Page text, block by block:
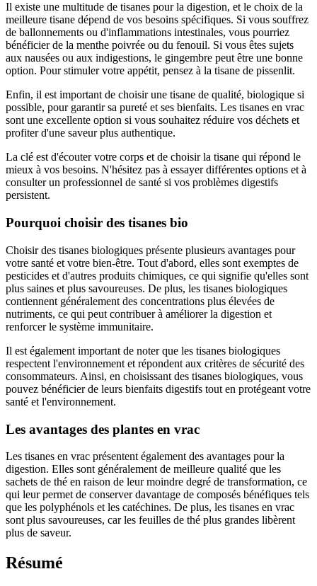
Il existe une multitude de tisanes pour la digestion, et le choix de la
meilleure tisane dépend de vos besoins spécifiques. Si vous souffrez
de ballonnements ou d'inflammations intestinales, vous pourriez
bénéficier de la menthe poivrée ou du fenouil. Si vous êtes sujets
aux nausées ou aux indigestions, le gingembre peut être une bonne
option. Pour stimuler votre appétit, pensez à la tisane de pissenlit.
Enfin, il est important de choisir une tisane de qualité, biologique si
possible, pour garantir sa pureté et ses bienfaits. Les tisanes en vrac
sont une excellente option si vous souhaitez réduire vos déchets et
profiter d'une saveur plus authentique.
La clé est d'écouter votre corps et de choisir la tisane qui répond le
mieux à vos besoins. N'hésitez pas à essayer différentes options et à
consulter un professionnel de santé si vos problèmes digestifs
persistent.
Pourquoi choisir des tisanes bio
Choisir des tisanes biologiques présente plusieurs avantages pour
votre santé et votre bien-être. Tout d'abord, elles sont exemptes de
pesticides et d'autres produits chimiques, ce qui signifie qu'elles sont
plus saines et plus savoureuses. De plus, les tisanes biologiques
contiennent généralement des concentrations plus élevées de
nutriments, ce qui peut contribuer à améliorer la digestion et
renforcer le système immunitaire.
Il est également important de noter que les tisanes biologiques
respectent l'environnement et répondent aux critères de sécurité des
consommateurs. Ainsi, en choisissant des tisanes biologiques, vous
pouvez bénéficier de leurs bienfaits digestifs tout en protégeant votre
santé et l'environnement.
Les avantages des plantes en vrac
Les tisanes en vrac présentent également des avantages pour la
digestion. Elles sont généralement de meilleure qualité que les
sachets de thé en raison de leur moindre degré de transformation, ce
qui leur permet de conserver davantage de composés bénéfiques tels
que les polyphénols et les catéchines. De plus, les tisanes en vrac
sont plus savoureuses, car les feuilles de thé plus grandes libèrent
plus de saveur.
Résumé